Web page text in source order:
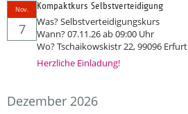
Nov.
7
Kompaktkurs Selbstverteidigung
Was? Selbstverteidigungskurs
Wann? 07.11.26 ab 09:00 Uhr
Wo? Tschaikowskistr 22, 99096 Erfurt
Herzliche Einladung!
Dezember 2026